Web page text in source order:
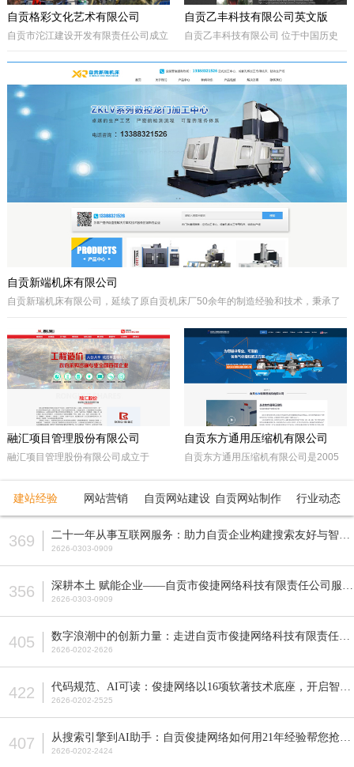
自贡乙丰科技有限公司英文版
自贡乙丰科技有限公司 位于中国历史
城”、“千年盐都”美誉的四川省自贡市。
公司自成立以来秉承质量第一、诚信为
本、开拓创兴的经营理念为宗旨，取得
了国内外客户的高度认可。公司拥有优
秀的策划设计团队、实战经验丰富的施
工队伍、科学的管理模式，秉承着创新
的理念、先进的技术、严格的施工管
理、热诚服务的态度为客户创造更大的
自贡格彩文化艺术有限公司
自贡市沱江建设开发有限责任公司成立
于自贡市高新区金泽华府旁，注册资本
10000万元，由自贡市城市建设投资开
发集团有限公司、自贡市鸿宇实业有限
公司、自贡市大安区汇安国有资本投资
运营集团有限公司、自贡市宇盛投资有
限公司等四个国有公司出资组建，市城
投集团控股。公司经营范围是沱江航电
镇、新农村和现代农业建设、移民安置
服务，基础设施及岸线生态建设，河道
疏浚、水环境治理和水资源经营利用，
港口码头装卸与仓储、港口物流...
自贡新端机床有限公司
自贡新瑞机床有限公司，延续了原自贡机床厂50余年的制造经验和技术，秉承了
公司生产：Z系列摇臂钻床、Z系列立式钻床、ZLKV系列数控龙门加工中心、ZLK
系列数控龙门钻床、VMC、立式加工中心、成套孔系加工专用机床、钻攻生产线
等产品的设计、制造。产品广泛应用于模具、机械制造、汽车制造、航空、船
舶、轨道交通、铁塔、钢结构等工业制造及机械加工领域。
融汇项目管理股份有限公司
融汇项目管理股份有限公司成立于
注册资本5000万人民币，是一家以政
产品国际招标代理、工程造价咨询、工
程监理等多元化发展的咨询服务企业。
自贡东方通用压缩机有限公司
自贡东方通用压缩机有限公司是2005
民营企业。由东方锅炉集团动能分厂同
贡市高新工业园区十大重点企业之一。
公司占地面积近70亩，注册资本5200
型、D型、L型、Z型、P型5个系列上百
压缩机气体力从20KN—800KN，排气
压力可达50MPa。各类成套气体压缩
建站经验 网站营销 自贡网站建设 自贡网站制作 行业动态
369 2626-0303-0909
356 2626-0303-0909
405 2626-0202-2626
422 2626-0202-2525
407 2626-0202-2424